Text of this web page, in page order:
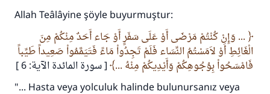
Allah Teâlâyine şöyle buyurmuştur:
... وَإِنْ كُنْتُمْ مَرْضَى أَوْ عَلَى سَفَرٍ أَوْ جَاء أَحَدٌ مِنْكُمْ مِنَ
الْغَائِطِ أَوْ لاَمَسْتُمُ النِّسَاء فَلَمْ تَجِدُواْ مَاءً فَتَيَمَّمُواْ صَعِيداً طَيِّباً
فَامْسَحُواْ بِوُجُوهِكُمْ وَأَيْدِيكُمْ مِنْهُ ...
[ سورة المائدة الآية: 6 ]
"... Hasta veya yolculuk halinde bulunursanız veya